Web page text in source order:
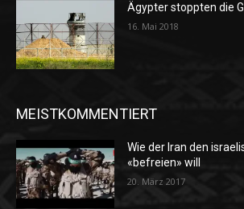
Ägypter stoppten die
16. Mai 2018
MEISTKOMMENTIERT
Wie der Iran den
«befreien» will
20. März 2017